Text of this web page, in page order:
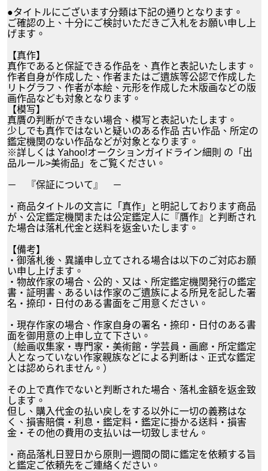
●タイトルにございます分類は下記の通りとなります。
ご確認の上、十分にご検討いただきご入札をお願い申し上
げます。
【真作】
真作であると保証できる作品を、真作と表記いたします。
作者自身が作成した、作者またはご遺族等公認で作成した
リトグラフ、作者が本絵、元形を作成した木版画などの版
画作品なども対象となります。
【模写】
真贋の判断ができない場合、模写と表記いたします。
少しでも真作ではないと疑いのある作品 古い作品、所定の
鑑定機関のない作品などが対象となります。
※詳しくは Yahoo!オークションガイドライン細則 の「出
品ルール>美術品」をご覧ください。
－ 『保証について』 －
・商品タイトルの文言に「真作」と明記しております商品
が、公定鑑定機関または公定鑑定人に『贋作』と判断され
た場合は落札代金と送料を返金いたします。
【備考】
・御落札後、異議申し立てされる場合は以下のご対応お願
い申し上げます。
・物故作家の場合、公的、又は、所定鑑定機関発行の鑑定
書・証明書、あるいは作家のご遺族による所見を記した署
名・捺印・日付のある書面をご用意ください。
・現存作家の場合、作家自身の署名・捺印・日付のある書
面を御用意の上申し立て下さい。
（絵画収集家・専門家・美術館・学芸員・画廊・所定鑑定
人となっていない作家親族などによる判断は、正式な鑑定
とは認められません。）
その上で真作でないと判断された場合、落札金額を返金致
します。
但し、購入代金の払い戻しをする以外に一切の義務はな
く、損害賠償・利息・鑑定料・鑑定に掛かる送料・損害
金・その他の費用の支払いは一切致しません。
・商品落札日翌日から原則一週間の間に鑑定を依頼する旨
と鑑定ご依頼先をご連絡ください。